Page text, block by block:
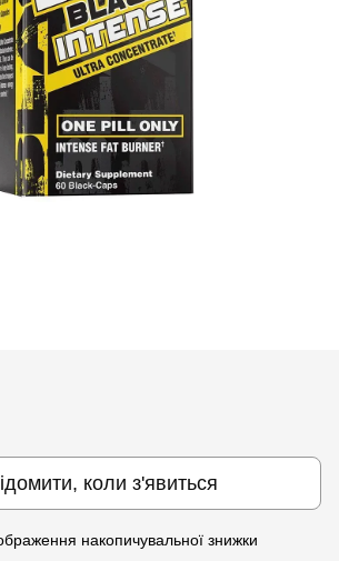
коли з'явиться
накопичувальної знижки